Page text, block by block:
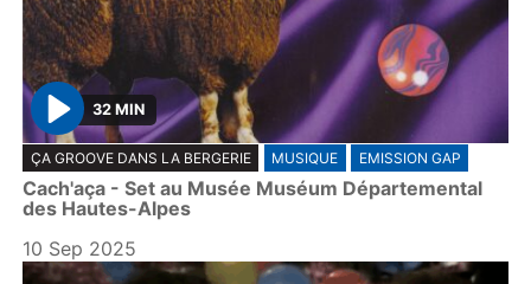
P
l
a
y
32 MIN
ÇA GROOVE DANS LA BERGERIE MUSIQUE EMISSION GAP
Cach'aça - Set au Musée Muséum Départemental
des Hautes-Alpes
10 Sep 2025